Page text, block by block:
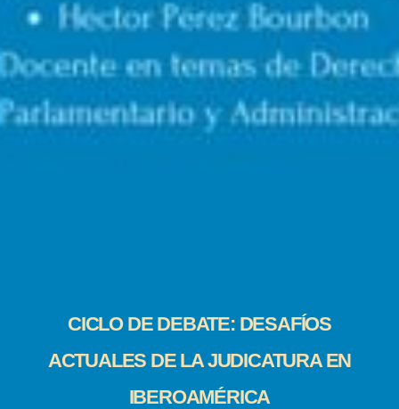
CICLO DE DEBATE: DESAFÍOS
ACTUALES DE LA JUDICATURA EN
IBEROAMÉRICA